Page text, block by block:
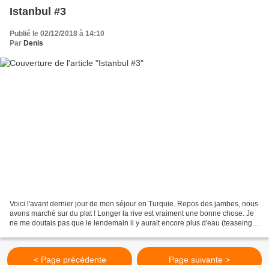
Istanbul #3
Publié le 02/12/2018 à 14:10
Par Denis
Voici l'avant dernier jour de mon séjour en Turquie. Repos des jambes, nous
avons marché sur du plat ! Longer la rive est vraiment une bonne chose. Je
ne me doutais pas que le lendemain il y aurait encore plus d'eau (teaseing
< Page précédente Page suivante >